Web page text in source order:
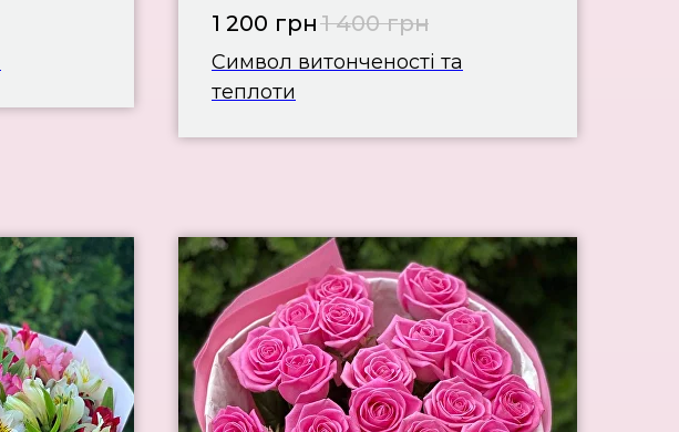
1 200 грн 1 400 грн
Символ витонченості та
теплоти